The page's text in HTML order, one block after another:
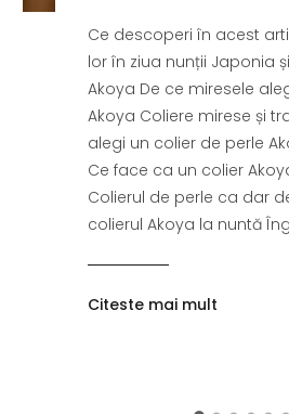
Ce descoperi în acest
lor în ziua nunții Japonia
Akoya De ce miresele
Akoya Coliere mirese și
alegi un colier de perle
Ce face ca un colier
Colierul de perle ca dar
colierul Akoya la nuntă
Citeste mai mult